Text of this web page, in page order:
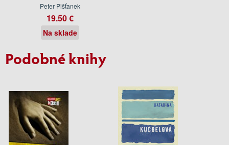
Peter Pišťanek
19.50 €
Na sklade
Podobné knihy